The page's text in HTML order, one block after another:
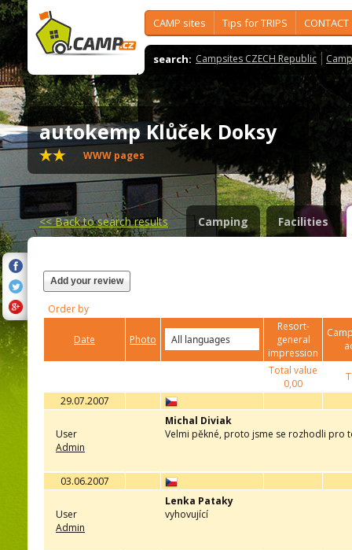
CAMP sites Tips for TRIPS CONTACT
search: Campsites CZECH Republic
autokemp Klůček Doksy
WWW pages
<<Back to search results Camping Facilities
Add your review
Order by
Date Photo
Resort-
general
impression
Total value
0,00
29.07.2007
User
Admin
Michal Diviak
Velmi pěkné, proto jsme se rozhodli pro
03.06.2007
User
Admin
Lenka Pataky
vyhovující